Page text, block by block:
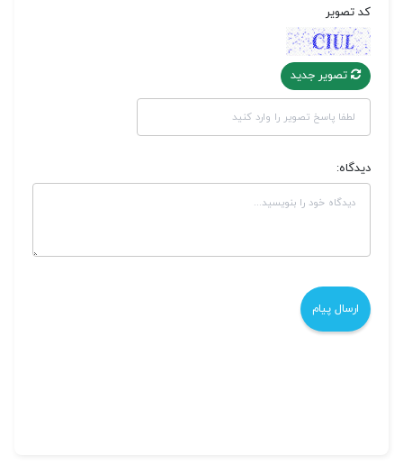
کد تصویر
تصویر جدید
دیدگاه: